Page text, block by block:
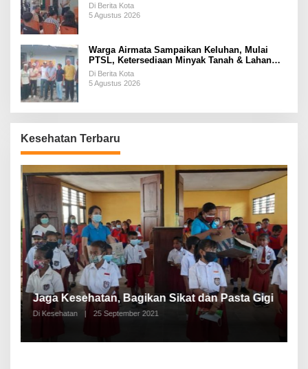
Di Berita Kota
5 Agustus 2026
Warga Airmata Sampaikan Keluhan, Mulai
PTSL, Ketersediaan Minyak Tanah & Lahan
Pemakaman
Di Berita Kota
5 Agustus 2026
Kesehatan Terbaru
Jaga Kesehatan, Bagikan Sikat dan Pasta Gigi
Di Kesehatan 25 September 2021